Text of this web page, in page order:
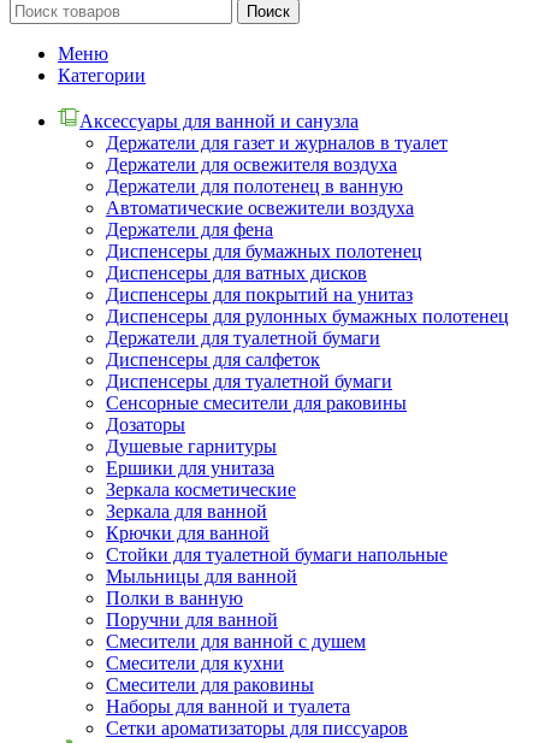
Поиск
Меню
Категории
Аксессуары для ванной и санузла
Держатели для газет и журналов в туалет
Держатели для освежителя воздуха
Держатели для полотенец в ванную
Автоматические освежители воздуха
Держатели для фена
Диспенсеры для бумажных полотенец
Диспенсеры для ватных дисков
Диспенсеры для покрытий на унитаз
Диспенсеры для рулонных бумажных полотенец
Держатели для туалетной бумаги
Диспенсеры для салфеток
Диспенсеры для туалетной бумаги
Сенсорные смесители для раковины
Дозаторы
Душевые гарнитуры
Ершики для унитаза
Зеркала косметические
Зеркала для ванной
Крючки для ванной
Стойки для туалетной бумаги напольные
Мыльницы для ванной
Полки в ванную
Поручни для ванной
Смесители для ванной с душем
Смесители для кухни
Смесители для раковины
Наборы для ванной и туалета
Сетки ароматизаторы для писсуаров